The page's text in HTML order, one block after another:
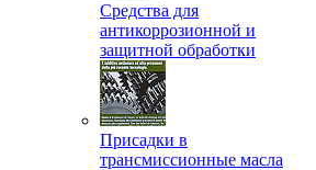
Средства для
антикоррозионной и
защитной обработки
Присадки в
трансмиссионные масла